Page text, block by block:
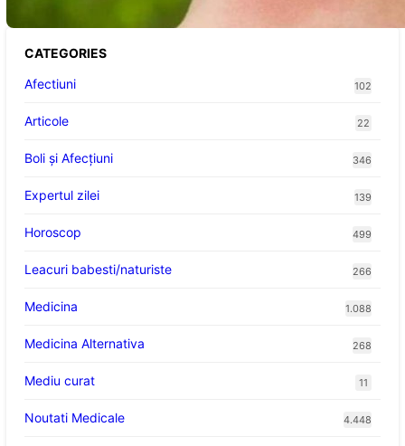
CATEGORIES
Afectiuni
102
Articole 22
Boli și Afecțiuni 346
Expertul zilei 139
Horoscop 499
Leacuri babesti/naturiste 266
Medicina 1.088
Medicina Alternativa 268
Mediu curat 11
Noutati Medicale 4.448